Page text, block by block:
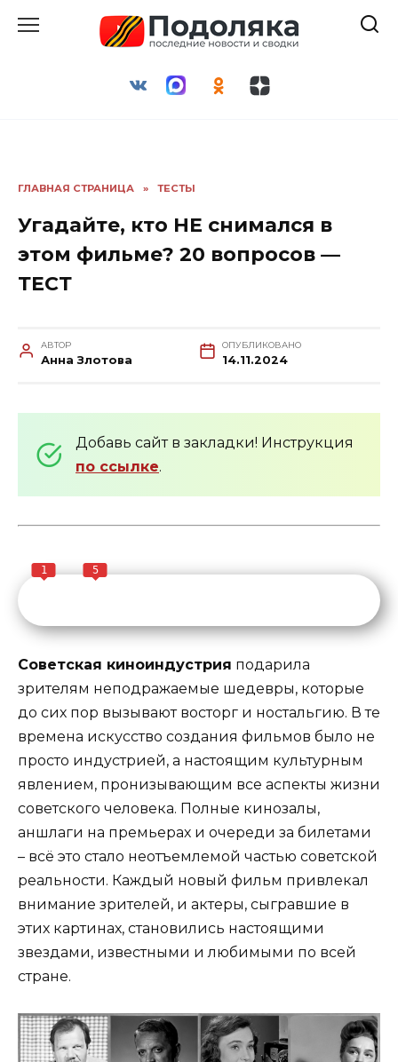
ГЛАВНАЯ СТРАНИЦА » ТЕСТЫ
Угадайте, кто НЕ снимался в
этом фильме? 20 вопросов —
ТЕСТ
АВТОР
Анна Злотова
ОПУБЛИКОВАНО
14.11.2024
Добавь сайт в закладки! Инструкция
по ссылке.
1 5
Советская киноиндустрия подарила
зрителям неподражаемые шедевры, которые
до сих пор вызывают восторг и ностальгию. В те
времена искусство создания фильмов было не
просто индустрией, а настоящим культурным
явлением, пронизывающим все аспекты жизни
советского человека. Полные кинозалы,
аншлаги на премьерах и очереди за билетами
– всё это стало неотъемлемой частью советской
реальности. Каждый новый фильм привлекал
внимание зрителей, и актеры, сыгравшие в
этих картинах, становились настоящими
звездами, известными и любимыми по всей
стране.